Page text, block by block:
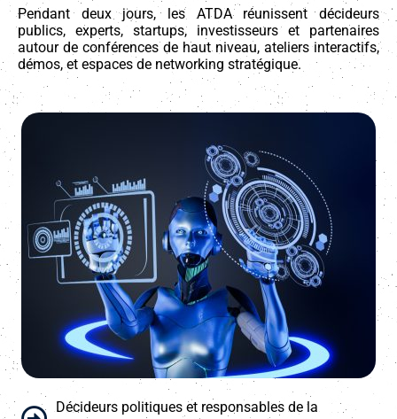
Pendant deux jours, les ATDA réunissent décideurs
publics, experts, startups, investisseurs et partenaires
autour de conférences de haut niveau, ateliers interactifs,
démos, et espaces de networking stratégique.
Décideurs politiques et responsables de la